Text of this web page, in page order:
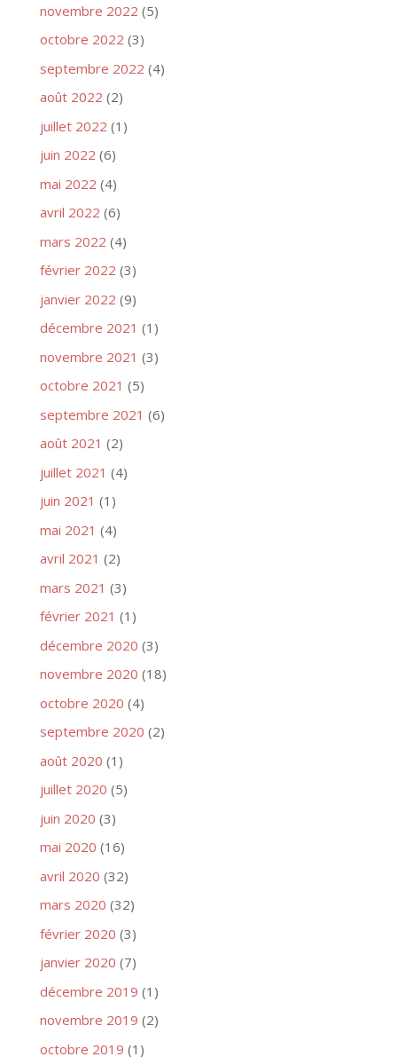
novembre 2022 (5)
octobre 2022 (3)
septembre 2022 (4)
août 2022 (2)
juillet 2022 (1)
juin 2022 (6)
mai 2022 (4)
avril 2022 (6)
mars 2022 (4)
février 2022 (3)
janvier 2022 (9)
décembre 2021 (1)
novembre 2021 (3)
octobre 2021 (5)
septembre 2021 (6)
août 2021 (2)
juillet 2021 (4)
juin 2021 (1)
mai 2021 (4)
avril 2021 (2)
mars 2021 (3)
février 2021 (1)
décembre 2020 (3)
novembre 2020 (18)
octobre 2020 (4)
septembre 2020 (2)
août 2020 (1)
juillet 2020 (5)
juin 2020 (3)
mai 2020 (16)
avril 2020 (32)
mars 2020 (32)
février 2020 (3)
janvier 2020 (7)
décembre 2019 (1)
novembre 2019 (2)
octobre 2019 (1)